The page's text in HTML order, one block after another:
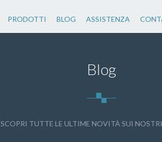
PRODOTTI BLOG ASSISTENZA
Blog
SCOPRI TUTTE LE ULTIME NOVITÀ SUI